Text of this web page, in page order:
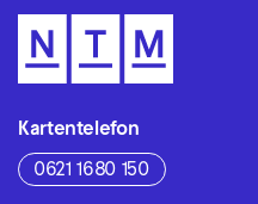
Kartentelefon
0621 1680 150